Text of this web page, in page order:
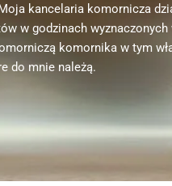
kancelaria komornicza
w godzinach
komornika w tym
do mnie należą.